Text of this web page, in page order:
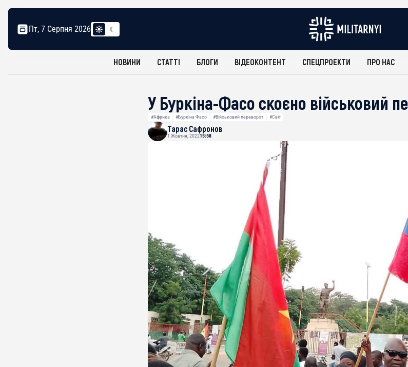
Пт, 7 Серпня 2026
НОВИНИ СТАТТІ БЛОГИ ВІДЕОКОНТЕНТ СПЕЦПРОЕКТИ ПРО НАС
У Буркіна-Фасо скоєно військовий
#Африка #Буркіна-Фасо #Військовий переворот #Світ
Тарас Сафронов
1 Жовтня, 202215:58